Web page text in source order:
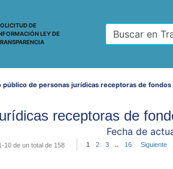
DE
LEY DE
público de personas jurídicas receptoras de fondos
receptoras de
Fecha de
10 de un total de 158 1 2 3 .. 16 Siguiente